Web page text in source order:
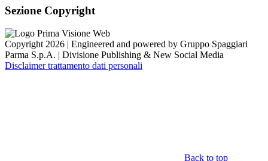
Sezione Copyright
Copyright 2026 | Engineered and powered by Gruppo Spaggiari
Parma S.p.A. | Divisione Publishing & New Social Media
Disclaimer trattamento dati personali
Back to top